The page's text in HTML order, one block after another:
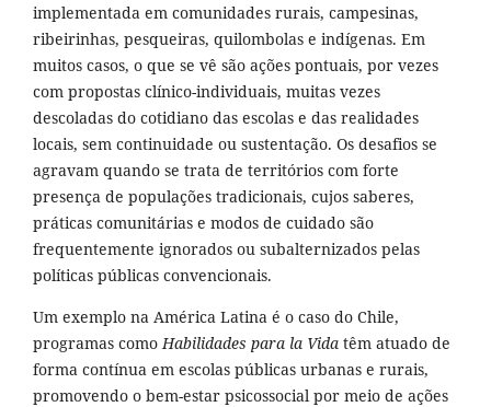
implementada em comunidades rurais, campesinas,
ribeirinhas, pesqueiras, quilombolas e indígenas. Em
muitos casos, o que se vê são ações pontuais, por vezes
com propostas clínico-individuais, muitas vezes
descoladas do cotidiano das escolas e das realidades
locais, sem continuidade ou sustentação. Os desafios se
agravam quando se trata de territórios com forte
presença de populações tradicionais, cujos saberes,
práticas comunitárias e modos de cuidado são
frequentemente ignorados ou subalternizados pelas
políticas públicas convencionais.
Um exemplo na América Latina é o caso do Chile,
programas comoHabilidades para la Vida têm atuado de
forma contínua em escolas públicas urbanas e rurais,
promovendo o bem-estar psicossocial por meio de ações